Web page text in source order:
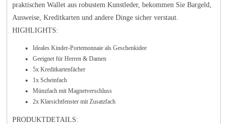
praktischen Wallet aus robustem Kunstleder, bekommen Sie Bargeld,
Ausweise, Kreditkarten und andere Dinge sicher verstaut.
HIGHLIGHTS:
Ideales Kinder-Portemonnaie als Geschenkidee
Geeignet für Herren & Damen
5x Kreditkartenfächer
1x Scheinfach
Münzfach mit Magnetverschluss
2x Klarsichtfenster mit Zusatzfach
PRODUKTDETAILS: